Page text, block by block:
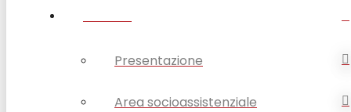
Presentazione
Area socioassistenziale